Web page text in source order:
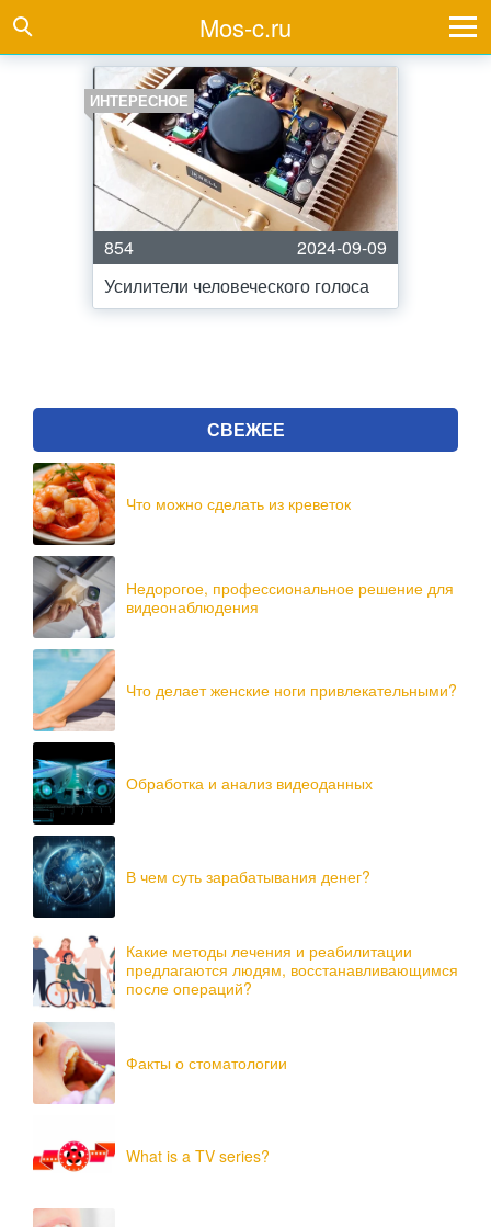
Mos-c.ru
ИНТЕРЕСНОЕ
854
2024-09-09
Усилители человеческого голоса
СВЕЖЕЕ
Что можно сделать из креветок
Недорогое, профессиональное решение для
видеонаблюдения
Что делает женские ноги привлекательными?
Обработка и анализ видеоданных
В чем суть зарабатывания денег?
Какие методы лечения и реабилитации
предлагаются людям, восстанавливающимся
после операций?
Факты о стоматологии
What is a TV series?